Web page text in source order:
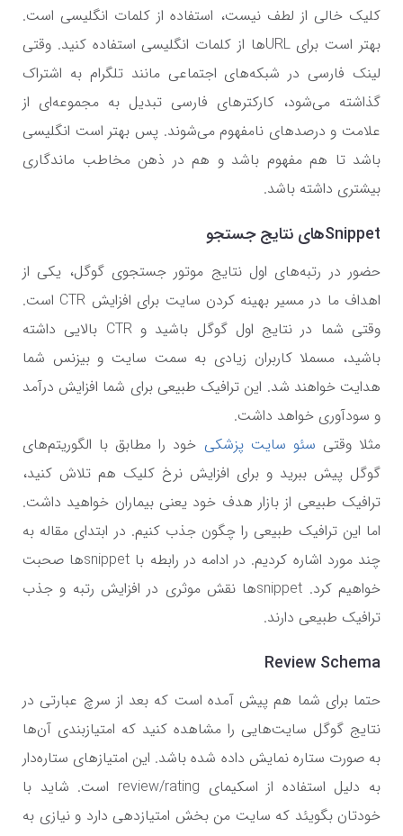
کلیک خالی از لطف نیست، استفاده از کلمات انگلیسی است.
بهتر است برایURLها از کلمات انگلیسی استفاده کنید. وقتی
لینک فارسی در شبکه‌های اجتماعی مانند تلگرام به اشتراک
گذاشته می‌شود، کارکترهای فارسی تبدیل به مجموعه‌ای از
علامت و درصدهای نامفهوم می‌شوند. پس بهتر است انگلیسی
باشد تا هم مفهوم باشد و هم در ذهن مخاطب ماندگاری
بیشتری داشته باشد.
Snippetهای نتایج جستجو
حضور در رتبه‌های اول نتایج موتور جستجوی گوگل، یکی از
اهداف ما در مسیر بهینه کردن سایت برای افزایش CTR است.
وقتی شما در نتایج اول گوگل باشید وCTR بالایی داشته
باشید، مسملا کاربران زیادی به سمت سایت و بیزنس شما
هدایت خواهند شد. این ترافیک طبیعی برای شما افزایش درآمد
و سودآوری خواهد داشت.
مثلا وقتی سئو سایت پزشکی خود را مطابق با الگوریتم‌های
گوگل پیش ببرید و برای افزایش نرخ کلیک هم تلاش کنید،
ترافیک طبیعی از بازار هدف خود یعنی بیماران خواهید داشت.
اما این ترافیک طبیعی را چگون جذب کنیم. در ابتدای مقاله به
چند مورد اشاره کردیم. در ادامه در رابطه با snippetها صحبت
خواهیم کرد. snippetها نقش موثری در افزایش رتبه و جذب
ترافیک طبیعی دارند.
Review Schema
حتما برای شما هم پیش آمده است که بعد از سرچ عبارتی در
نتایج گوگل سایت‌هایی را مشاهده کنید که امتیازبندی آن‌ها
به صورت ستاره نمایش داده شده باشد. این امتیازهای ستاره‌دار
به دلیل استفاده از اسکیمای review/rating است. شاید با
خودتان بگویئد که سایت من بخش امتیازدهی دارد و نیازی به